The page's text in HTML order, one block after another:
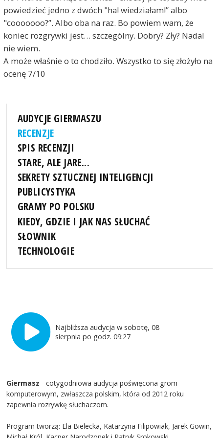
powiedzieć jedno z dwóch "ha! wiedziałam!” albo
"cooooooo?”. Albo oba na raz. Bo powiem wam, że
koniec rozgrywki jest… szczególny. Dobry? Zły? Nadal
nie wiem.
A może właśnie o to chodziło. Wszystko to się złożyło na
ocenę 7/10
AUDYCJE GIERMASZU
RECENZJE
SPIS RECENZJI
STARE, ALE JARE...
SEKRETY SZTUCZNEJ INTELIGENCJI
PUBLICYSTYKA
GRAMY PO POLSKU
KIEDY, GDZIE I JAK NAS SŁUCHAĆ
SŁOWNIK
TECHNOLOGIE
Najbliższa audycja w sobotę, 08
sierpnia po godz. 09:27
Giermasz - cotygodniowa audycja poświęcona grom
komputerowym, zwłaszcza polskim, która od 2012 roku
zapewnia rozrywkę słuchaczom.
Program tworzą: Ela Bielecka, Katarzyna Filipowiak, Jarek Gowin,